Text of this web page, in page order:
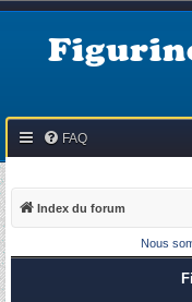
FAQ
Index du forum
Nous